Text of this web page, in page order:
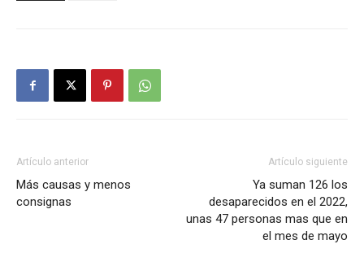
Artículo anterior
Más causas y menos
consignas
Artículo siguiente
Ya suman 126 los
desaparecidos en el 2022,
unas 47 personas mas que en
el mes de mayo